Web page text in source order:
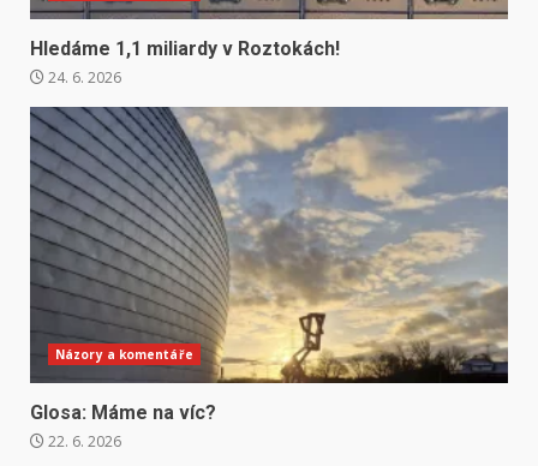
Hledáme 1,1 miliardy v Roztokách!
24. 6. 2026
Názory a komentáře
Glosa: Máme na víc?
22. 6. 2026